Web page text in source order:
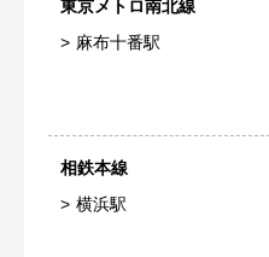
東京メトロ南北線
麻布十番駅
相鉄本線
横浜駅